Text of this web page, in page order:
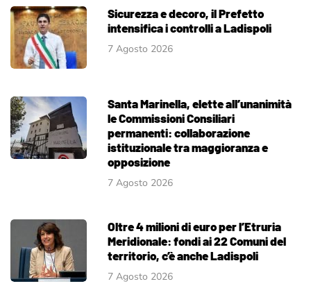
Sicurezza e decoro, il Prefetto
intensifica i controlli a Ladispoli
7 Agosto 2026
Santa Marinella, elette all’unanimità
le Commissioni Consiliari
permanenti: collaborazione
istituzionale tra maggioranza e
opposizione
7 Agosto 2026
Oltre 4 milioni di euro per l’Etruria
Meridionale: fondi ai 22 Comuni del
territorio, c’è anche Ladispoli
7 Agosto 2026